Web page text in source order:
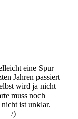
eine Spur
Jahren passiert
wird ja nicht
muss noch
ist unklar.
)__